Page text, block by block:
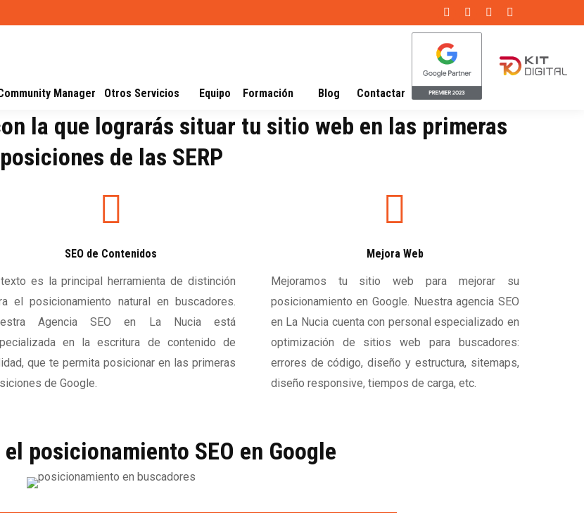
Facebook
opens
in
new
X
in
Skype
opens
Linkedin
opens
in
Manager Otros Servicios Equipo Formación Blog Contactar
la que lograrás situar tu sitio web en las primeras
posiciones de las SERP
SEO de Contenidos
es la principal herramienta de distinción
el posicionamiento natural en buscadores.
Agencia SEO en La Nucia está
en la escritura de contenido de
que te permita posicionar en las primeras
de Google.
Mejora Web
Mejoramos tu sitio web para mejorar su
posicionamiento en Google. Nuestra agencia SEO
en La Nucia cuenta con personal especializado en
optimización de sitios web para buscadores:
errores de código, diseño y estructura, sitemaps,
diseño responsive, tiempos de carga, etc.
posicionamiento SEO en Google